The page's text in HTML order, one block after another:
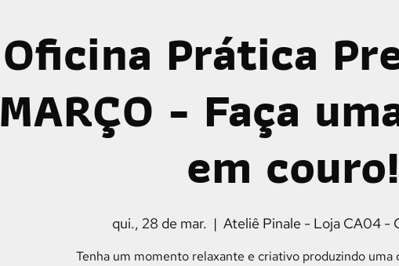
Oficina Prática
MARÇO - Faça
em couro!
qui., 28 de mar.
  |
Ateliê Pinale - Loja CA04 -
Tenha um momento relaxante e criativo produzindo uma